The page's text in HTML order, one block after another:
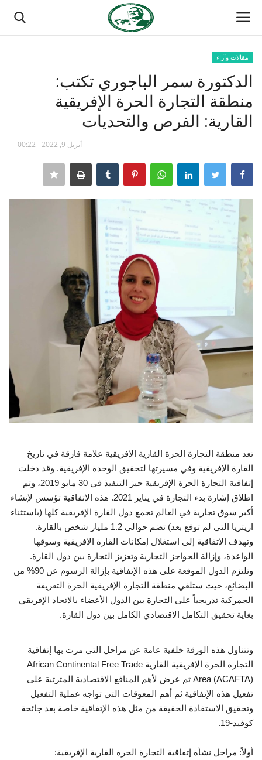
الصفحة الرئيسية
مدرسة الطليعة الوطنية
منتدى ناصر الدولي
مصر
فريق العمل
إرث جمال عبدالناصر
شروط وأحكام منحة ناصر للقيادة الدولية
منحة ناصر للقيادة الدولية
مرجعياتنا
الرواد
فرص
وثائق
الفيديوهات
الرعاة
الشركاء
لغة
English
Swahili
español
French
مقالات وآراء
الدكتورة سمر الباجوري تكتب:
منطقة التجارة الحرة الإفريقية
القارية: الفرص والتحديات
أبريل 9, 2022 - 00:22
تعد منطقة التجارة الحرة القارية الإفريقية علامة فارقة في تاريخ
القارة الإفريقية وفي مسيرتها لتحقيق الوحدة الإفريقية. وقد دخلت
إتفاقية التجارة الحرة الإفريقية حيز التنفيذ في 30 مايو 2019، وتم
اطلاق إشارة بدء التجارة في يناير 2021. هذه الإتفاقية تؤسس لإنشاء
أكبر سوق تجارية في العالم تجمع دول القارة الإفريقية كلها (باستثناء
اريتريا التي لم توقع بعد) تضم حوالي 1.2 مليار شخص بالقارة.
وتهدف الإتفاقية إلى استغلال إمكانات القارة الإفريقية وسوقها
الواعدة، وإزالة الحواجز التجارية وتعزيز التجارة بين دول القارة.
وتلتزم الدول الموقعة على هذه الإتفاقية بإزالة الرسوم عن 90% من
البضائع، حيث ستلغي منطقة التجارة الإفريقية الحرة التعريفة
الجمركية تدريجياً على التجارة بين الدول الأعضاء بالاتحاد الإفريقي
بغاية تحقيق التكامل الاقتصادي الكامل بين دول القارة.
وتتناول هذه الورقة خلفية عامة عن مراحل التي مرت بها إتفاقية
التجارة الحرة الإفريقية القارية African Continental Free Trade
Area (ACAFTA) ثم عرض لأهم المنافع الاقتصادية المترتبة على
تفعيل هذه الإتفاقية ثم أهم المعوقات التي تواجه عملية التفعيل
وتحقيق الاستفادة الحقيقة من مثل هذه الإتفاقية خاصة بعد جائحة
كوفيد-19.
أولاً: مراحل نشأة إتفاقية التجارة الحرة القارية الإفريقية: